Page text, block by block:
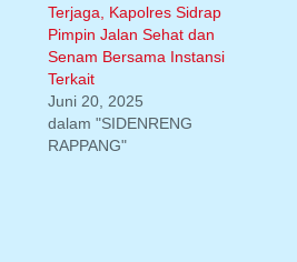
Terjaga, Kapolres Sidrap
Pimpin Jalan Sehat dan
Senam Bersama Instansi
Terkait
Juni 20, 2025
dalam "SIDENRENG
RAPPANG"